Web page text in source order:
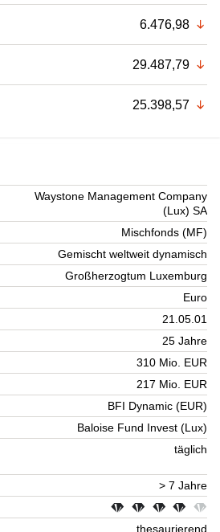
6.476,98
29.487,79
25.398,57
Waystone Management Company
(Lux) SA
Mischfonds (MF)
Gemischt weltweit dynamisch
Großherzogtum Luxemburg
Euro
21.05.01
25 Jahre
310 Mio. EUR
217 Mio. EUR
BFI Dynamic (EUR)
Baloise Fund Invest (Lux)
täglich
> 7 Jahre
thesaurierend